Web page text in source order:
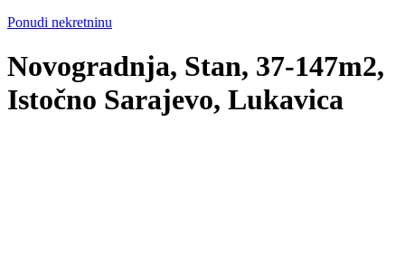
Ponudi nekretninu
Novogradnja, Stan, 37-147m2,
Istočno Sarajevo, Lukavica